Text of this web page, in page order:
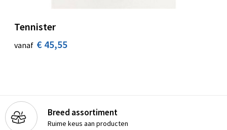
Tennister
vanaf € 45,55
Breed assortiment
Ruime keus aan producten